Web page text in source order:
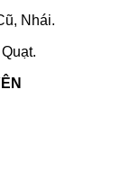
Nhái.